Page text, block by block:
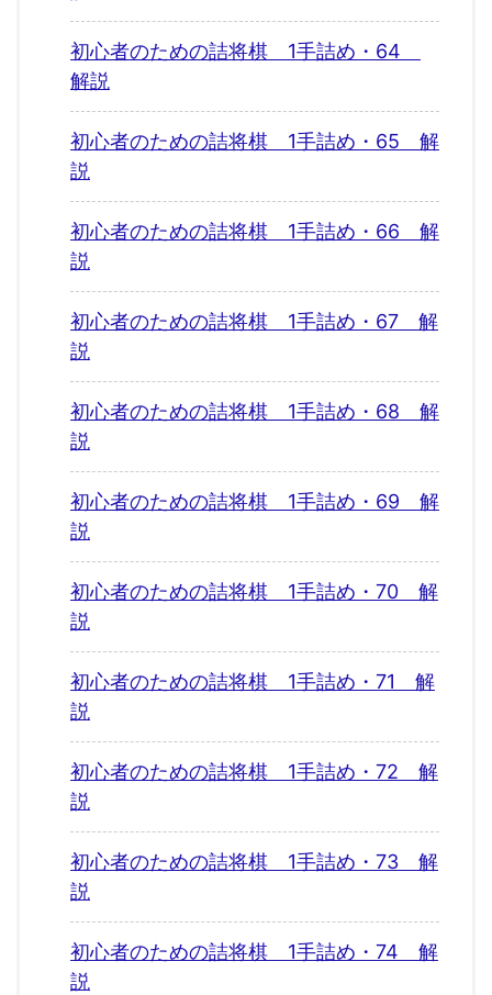
初心者のための詰将棋 1手詰め・64
解説
初心者のための詰将棋 1手詰め・65 解
説
初心者のための詰将棋 1手詰め・66 解
説
初心者のための詰将棋 1手詰め・67 解
説
初心者のための詰将棋 1手詰め・68 解
説
初心者のための詰将棋 1手詰め・69 解
説
初心者のための詰将棋 1手詰め・70 解
説
初心者のための詰将棋 1手詰め・71 解
説
初心者のための詰将棋 1手詰め・72 解
説
初心者のための詰将棋 1手詰め・73 解
説
初心者のための詰将棋 1手詰め・74 解
説